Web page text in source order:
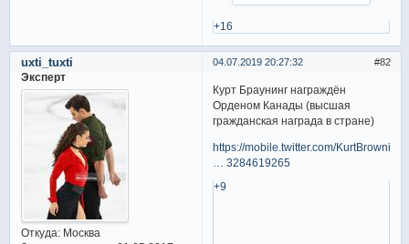
+16
82
04.07.2019 20:27:32
uxti_tuxti
Эксперт
Откуда:Москва
Курт Браунинг награждён
Орденом Канады (высшая
гражданская награда в стране)
https://mobile.twitter.com/KurtBrowning
… 3284619265
+9